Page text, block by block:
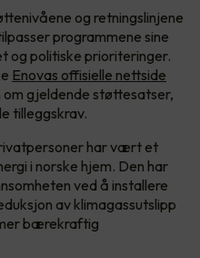
og retningslinjene
programmene sine
og politiske prioriteringer.
Enovas offisielle nettside
gjeldende støttesatser,
tilleggskrav.
har vært et
i norske hjem. Den har
ved å installere
av klimagassutslipp
bærekraftig